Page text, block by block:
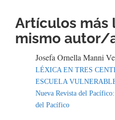
Artículos más
mismo autor/
Josefa Ornella Manni
LÉXICA EN TRES
ESCUELA
Nueva Revista del
del Pacífico